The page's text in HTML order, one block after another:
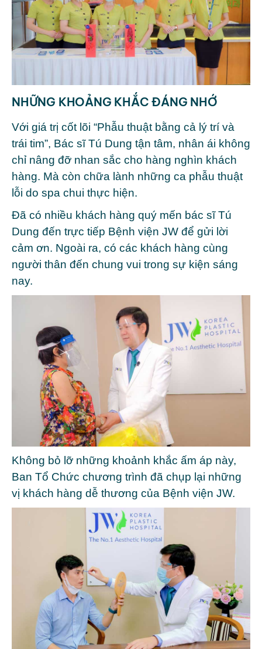
NHỮNG KHOẢNG KHẮC ĐÁNG NHỚ
Với giá trị cốt lõi “Phẫu thuật bằng cả lý trí và
trái tim”, Bác sĩ Tú Dung tận tâm, nhân ái không
chỉ nâng đỡ nhan sắc cho hàng nghìn khách
hàng. Mà còn chữa lành những ca phẫu thuật
lỗi do spa chui thực hiện.
Đã có nhiều khách hàng quý mến bác sĩ Tú
Dung đến trực tiếp Bệnh viện JW để gửi lời
cảm ơn. Ngoài ra, có các khách hàng cùng
người thân đến chung vui trong sự kiện sáng
nay.
Không bỏ lỡ những khoảnh khắc ấm áp này,
Ban Tổ Chức chương trình đã chụp lại những
vị khách hàng dễ thương của Bệnh viện JW.